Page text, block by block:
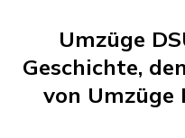
Umzüge
Geschichte,
von Umzüge